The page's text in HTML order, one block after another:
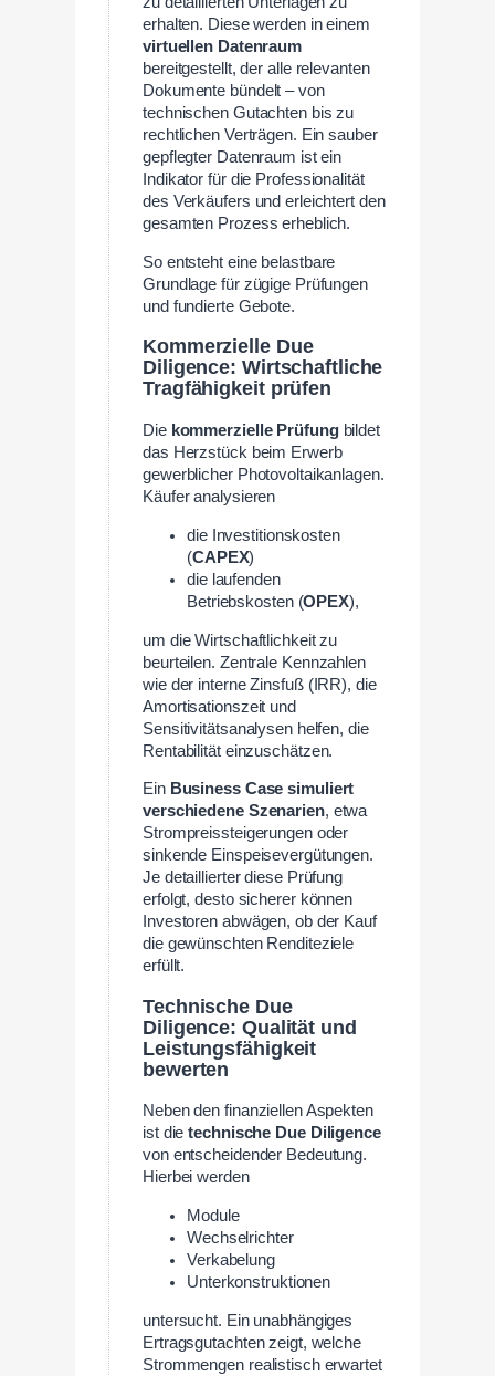
erhalten. Diese werden in einem
virtuellen Datenraum
bereitgestellt, der alle relevanten
Dokumente bündelt – von
technischen Gutachten bis zu
rechtlichen Verträgen. Ein sauber
gepflegter Datenraum ist ein
Indikator für die Professionalität
des Verkäufers und erleichtert den
gesamten Prozess erheblich.
So entsteht eine belastbare
Grundlage für zügige Prüfungen
und fundierte Gebote.
Kommerzielle Due
Diligence: Wirtschaftliche
Tragfähigkeit prüfen
Die kommerzielle Prüfungbildet
das Herzstück beim Erwerb
gewerblicher Photovoltaikanlagen.
Käufer analysieren
die Investitionskosten
(CAPEX)
die laufenden
Betriebskosten (OPEX),
um die Wirtschaftlichkeit zu
beurteilen. Zentrale Kennzahlen
wie der interne Zinsfuß (IRR), die
Amortisationszeit und
Sensitivitätsanalysen helfen, die
Rentabilität einzuschätzen.
Ein Business Case simuliert
verschiedene Szenarien, etwa
Strompreissteigerungen oder
sinkende Einspeisevergütungen.
Je detaillierter diese Prüfung
erfolgt, desto sicherer können
Investoren abwägen, ob der Kauf
die gewünschten Renditeziele
erfüllt.
Technische Due
Diligence: Qualität und
Leistungsfähigkeit
bewerten
Neben den finanziellen Aspekten
ist dietechnische Due Diligence
von entscheidender Bedeutung.
Hierbei werden
Module
Wechselrichter
Verkabelung
Unterkonstruktionen
untersucht. Ein unabhängiges
Ertragsgutachten zeigt, welche
Strommengen realistisch erwartet